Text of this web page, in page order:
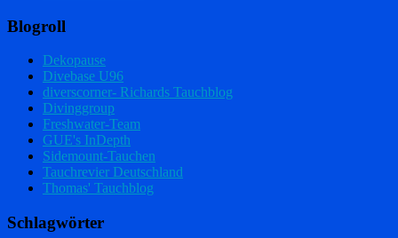
Blogroll
Dekopause
Divebase U96
diverscorner- Richards Tauchblog
Divinggroup
Freshwater-Team
GUE's InDepth
Sidemount-Tauchen
Tauchrevier Deutschland
Thomas' Tauchblog
Schlagwörter